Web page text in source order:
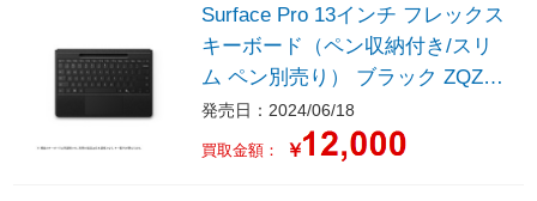
Surface Pro 13インチ フレックス
キーボード（ペン収納付き/スリ
ム ペン別売り） ブラック ZQZ00
022
発売日：2024/06/18
買取金額： ￥